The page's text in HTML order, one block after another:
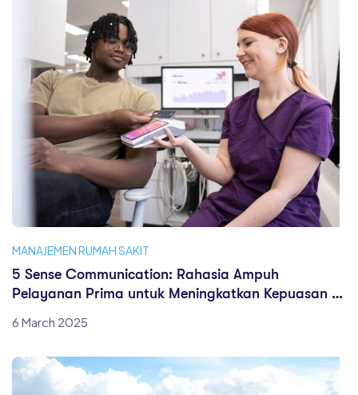
MANAJEMEN RUMAH SAKIT
5 Sense Communication: Rahasia Ampuh
Pelayanan Prima untuk Meningkatkan Kepuasan &
6 March 2025